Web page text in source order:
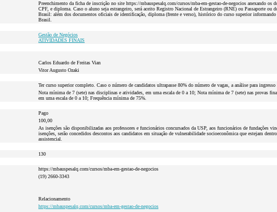
Preenchimento da ficha de inscrição no site https://mbauspesalq.com/cursos/mba-em-gestao-de-negocios anexando
CPF, e diploma. Caso o aluno seja estrangeiro, será aceito Registro Nacional de Estrangeiro (RNE) ou Passaporte
Brasil: além dos documentos oficiais de identificação, diploma (frente e verso), histórico do curso superior
Brasil.
Gestão de Negócios
ATIVIDADES FINAIS
Carlos Eduardo de Freitas Vian
Vitor Augusto Ozaki
Ter curso superior completo. Caso o número de candidatos ultrapasse 80% do número de vagas, a análise para
Nota mínima de 7 (sete) nas disciplinas e atividades, em uma escala de 0 a 10; Nota mínima de 7 (sete) nas provas
em uma escala de 0 a 10; Frequência mínima de 75%.
Pago
100,00
As isenções são disponibilizadas aos professores e funcionários concursados da USP, aos funcionários de fundações
isenções, serão concedidos descontos aos candidatos em situação de vulnerabilidade socioeconômica que estejam
assistencial.
130
https://mbauspesalq.com/cursos/mba-em-gestao-de-negocios
(19) 2660-3343
Relacionamento
https://mbauspesalq.com/cursos/mba-em-gestao-de-negocios